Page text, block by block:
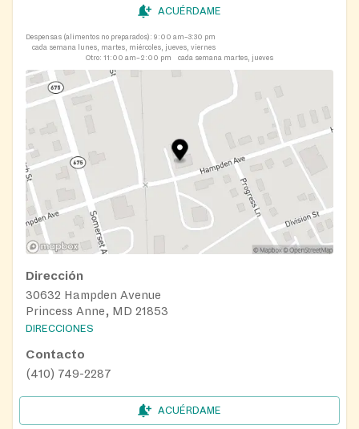
ACUÉRDAME
Despensas (alimentos no preparados): 9:00 am–3:30 pm
cada semana lunes, martes, miércoles, jueves, viernes
Otro: 11:00 am–2:00 pm cada semana martes, jueves
Dirección
30632 Hampden Avenue
Princess Anne, MD 21853
DIRECCIONES
Contacto
(410) 749-2287
ACUÉRDAME